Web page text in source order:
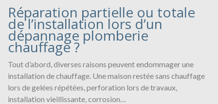
Réparation partielle ou totale
de l’installation lors d’un
dépannage plomberie
chauffage ?
Tout d’abord, diverses raisons peuvent endommager une
installation de chauffage. Une maison restée sans chauffage
lors de gelées répétées, perforation lors de travaux,
installation vieillissante, corrosion…